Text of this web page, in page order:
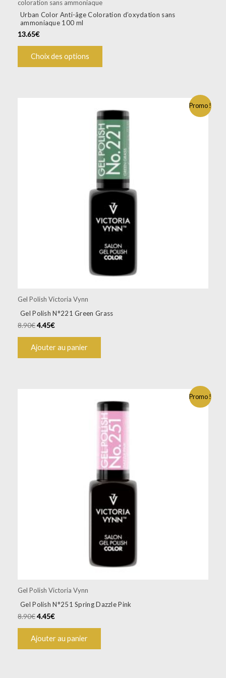
coloration sans ammoniaque
Urban Color Anti-âge Coloration d’oxydation sans
ammoniaque 100 ml
13.65€
Choix des options
Promo !
Gel Polish Victoria Vynn
Gel Polish N°221 Green Grass
8.90€4.45€
Ajouter au panier
Promo !
Gel Polish Victoria Vynn
Gel Polish N°251 Spring Dazzle Pink
8.90€4.45€
Ajouter au panier